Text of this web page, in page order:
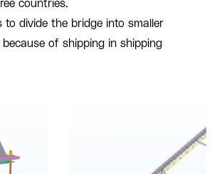
countries.
to divide the bridge into smaller
of shipping in shipping